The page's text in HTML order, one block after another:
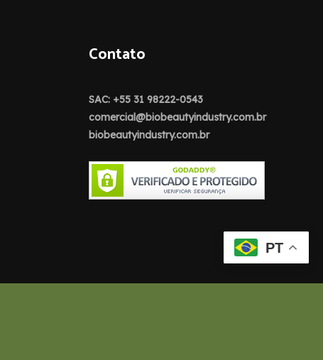
Contato
SAC: +55 31 98222-0543
comercial@biobeautyindustry.com.br
biobeautyindustry.com.br
PT